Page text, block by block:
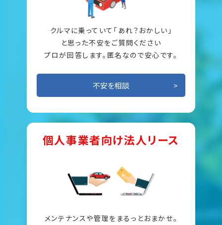
クルマに乗っていて「あれ？おかしい」
と思った不安をご質問ください
プロが回答します。匿名なので安心です。
不安を相談
個人事業者向け法人リース
メンテナンスや管理をまるっとおまかせ。